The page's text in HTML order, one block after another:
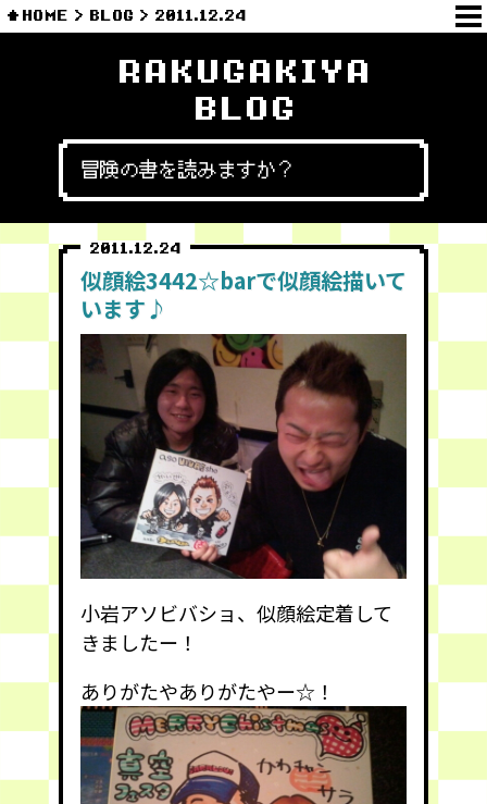
HOME BLOG 2011.12.24
RAKUGAKIYA
BLOG
冒険の書を読みますか？
2011.12.24
似顔絵3442☆barで似顔絵描いて
います♪
小岩アソビバショ、似顔絵定着して
きましたー！
ありがたやありがたやー☆！